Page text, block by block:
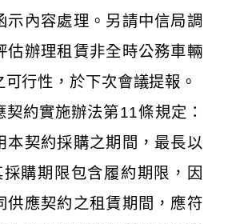
示內容處理。另請中信局調
估辦理租賃非全時公務車輛
行性，於下次會議提報。
約實施辦法第11條規定：
本契約採購之期間，最長以
購期限包含履約期限，因
供應契約之租賃期間，應符